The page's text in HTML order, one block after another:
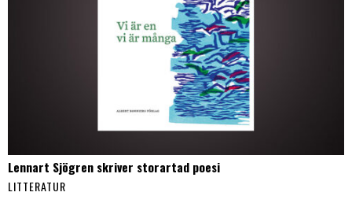
Lennart Sjögren skriver storartad poesi
LITTERATUR